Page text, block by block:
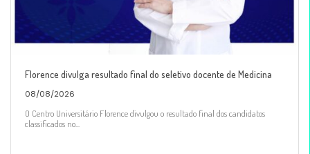
Florence divulga resultado final do seletivo docente de Medicina
08/08/2026
O Centro Universitário Florence divulgou o resultado final dos candidatos
classificados no...